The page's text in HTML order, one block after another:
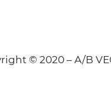
© 2020 – A/B